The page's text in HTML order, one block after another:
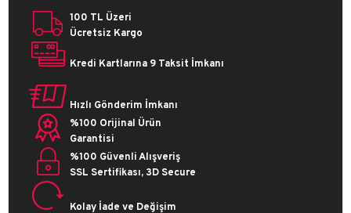
100 TL Üzeri
Ücretsiz Kargo
Kredi Kartlarına 9 Taksit İmkanı
Hızlı Gönderim İmkanı
%100 Orijinal Ürün
Garantisi
%100 Güvenli Alışveriş
SSL Sertifikası, 3D Secure
Kolay İade ve Değişim